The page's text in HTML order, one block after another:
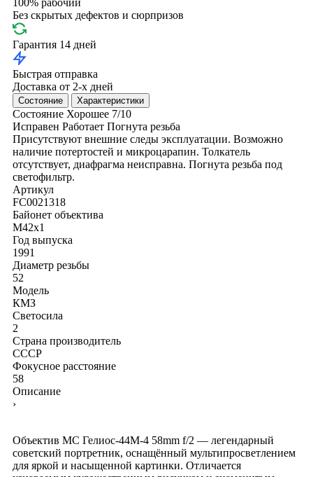
Без скрытых дефектов и сюрпризов
Гарантия 14 дней
Быстрая отправка
Доставка от 2-х дней
Состояние Характеристики
Состояние Хорошее 7/10
Исправен Работает Погнута резьба
Присутствуют внешние следы эксплуатации. Возможно
наличие потертостей и микроцарапин. Толкатель
отсутствует, диафрагма неисправна. Погнута резьба под
светофильтр.
Артикул
FC0021318
Байонет объектива
M42x1
Год выпуска
1991
Диаметр резьбы
52
Модель
КМЗ
Светосила
2
Страна производитель
СССР
Фокусное расстояние
58
Описание
›
Объектив МС Гелиос-44М-4 58mm f/2 — легендарный
советский портретник, оснащённый мультипросветлением
для яркой и насыщенной картинки. Отличается